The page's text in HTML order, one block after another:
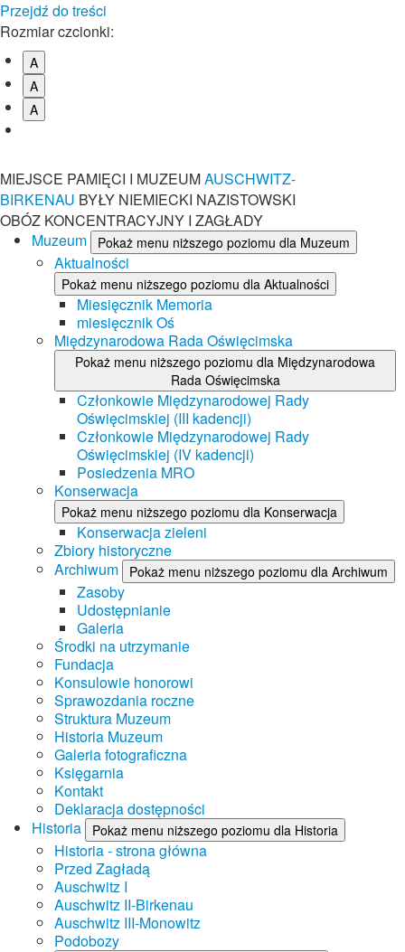
Przejdź do treści
Rozmiar czcionki:
A
A
A
MIEJSCE PAMIĘCI I MUZEUMAUSCHWITZ-
BIRKENAU BYŁY NIEMIECKI NAZISTOWSKI
OBÓZ KONCENTRACYJNY I ZAGŁADY
Muzeum
Pokaż menu niższego poziomu dla Muzeum
Aktualności
Pokaż menu niższego poziomu dla Aktualności
Miesięcznik Memoria
miesięcznik Oś
Międzynarodowa Rada Oświęcimska
Pokaż menu niższego poziomu dla Międzynarodowa
Rada Oświęcimska
Członkowie Międzynarodowej Rady
Oświęcimskiej (III kadencji)
Członkowie Międzynarodowej Rady
Oświęcimskiej (IV kadencji)
Posiedzenia MRO
Konserwacja
Pokaż menu niższego poziomu dla Konserwacja
Konserwacja zieleni
Zbiory historyczne
Archiwum
Pokaż menu niższego poziomu dla Archiwum
Zasoby
Udostępnianie
Galeria
Środki na utrzymanie
Fundacja
Konsulowie honorowi
Sprawozdania roczne
Struktura Muzeum
Historia Muzeum
Galeria fotograficzna
Księgarnia
Kontakt
Deklaracja dostępności
Historia
Pokaż menu niższego poziomu dla Historia
Historia - strona główna
Przed Zagładą
Auschwitz I
Auschwitz II-Birkenau
Auschwitz III-Monowitz
Podobozy